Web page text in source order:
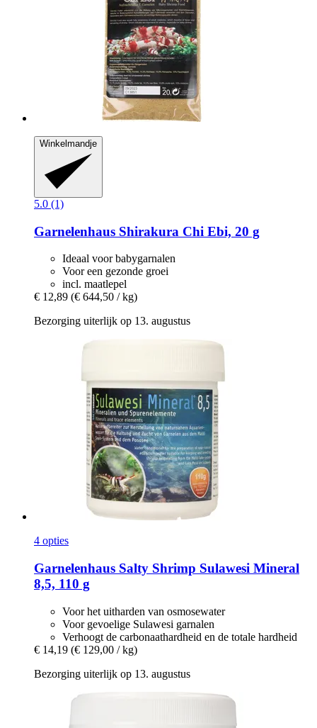
Winkelmandje
5.0 (1)
Garnelenhaus Shirakura Chi Ebi, 20 g
Ideaal voor babygarnalen
Voor een gezonde groei
incl. maatlepel
€ 12,89 (€ 644,50 / kg)
Bezorging uiterlijk op 13. augustus
4 opties
Garnelenhaus Salty Shrimp Sulawesi Mineral
8,5, 110 g
Voor het uitharden van osmosewater
Voor gevoelige Sulawesi garnalen
Verhoogt de carbonaathardheid en de totale hardheid
€ 14,19 (€ 129,00 / kg)
Bezorging uiterlijk op 13. augustus